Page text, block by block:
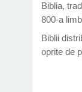
Biblia,
800-a
Biblii
oprite de